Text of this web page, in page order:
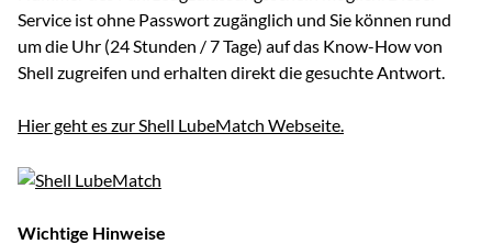
Service ist ohne Passwort zugänglich und Sie können rund
um die Uhr (24 Stunden / 7 Tage) auf das Know-How von
Shell zugreifen und erhalten direkt die gesuchte Antwort.
Hier geht es zur Shell LubeMatch Webseite.
Wichtige Hinweise